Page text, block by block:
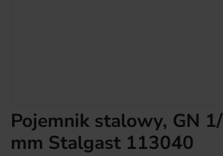
Pojemnik stalowy, GN
mm Stalgast 113040